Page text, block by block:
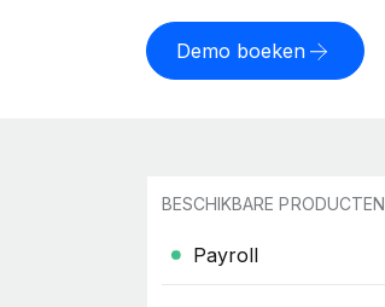
Demo boeken
BESCHIKBARE PRODUCTEN
Payroll